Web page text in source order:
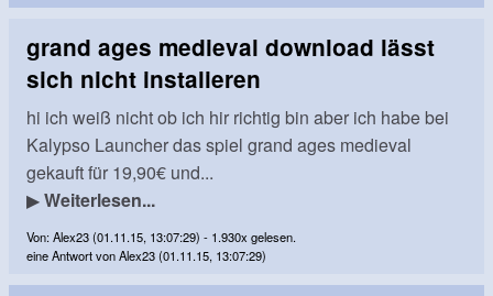
grand ages medieval download lässt
sich nicht instalieren
hi ich weiß nicht ob ich hir richtig bin aber ich habe bei
Kalypso Launcher das spiel grand ages medieval
gekauft für 19,90€ und...
▶Weiterlesen...
Von: Alex23 (01.11.15, 13:07:29) - 1.930x gelesen.
eine Antwort von Alex23 (01.11.15, 13:07:29)